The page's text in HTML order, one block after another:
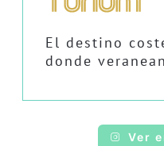
El destino
donde
Ver